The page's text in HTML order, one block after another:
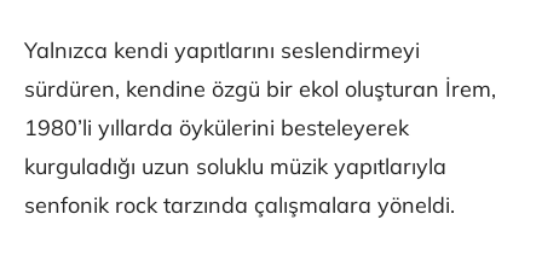
Yalnızca kendi yapıtlarını seslendirmeyi
sürdüren, kendine özgü bir ekol oluşturan İrem,
1980’li yıllarda öykülerini besteleyerek
kurguladığı uzun soluklu müzik yapıtlarıyla
senfonik rock tarzında çalışmalara yöneldi.